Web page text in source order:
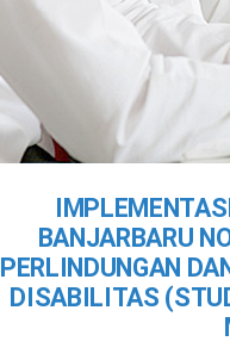
BANJARBARU
PERLINDUNGAN
DISABILITAS